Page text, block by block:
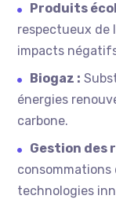
Produits
respectueux de
impacts
Biogaz :
énergies
carbone.
Gestion des
consommations
technologies